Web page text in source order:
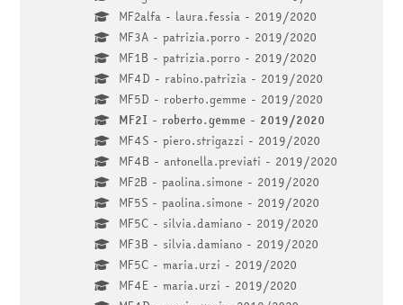
MF2alfa - laura.fessia - 2019/2020
MF3A - patrizia.porro - 2019/2020
MF1B - patrizia.porro - 2019/2020
MF4D - rabino.patrizia - 2019/2020
MF5D - roberto.gemme - 2019/2020
MF2I - roberto.gemme - 2019/2020
MF4S - piero.strigazzi - 2019/2020
MF4B - antonella.previati - 2019/2020
MF2B - paolina.simone - 2019/2020
MF5S - paolina.simone - 2019/2020
MF5C - silvia.damiano - 2019/2020
MF3B - silvia.damiano - 2019/2020
MF5C - maria.urzi - 2019/2020
MF4E - maria.urzi - 2019/2020